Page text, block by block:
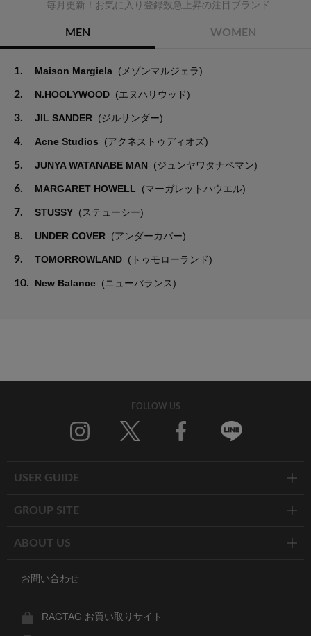
毎月更新！お気に入り登録数急上昇の注目ブランド
MEN WOMEN
1. Maison Margiela (メゾンマルジェラ)
2. N.HOOLYWOOD (エヌハリウッド)
3. JIL SANDER (ジルサンダー)
4. Acne Studios (アクネストゥディオズ)
5. JUNYA WATANABE MAN (ジュンヤワタナベマン)
6. MARGARET HOWELL (マーガレットハウエル)
7. STUSSY (ステューシー)
8. UNDER COVER (アンダーカバー)
9. TOMORROWLAND (トゥモローランド)
10. New Balance (ニューバランス)
FOLLOW US
USER GUIDE
GROUP SITE
ABOUT US
お問い合わせ
RAGTAG お買い取りサイト